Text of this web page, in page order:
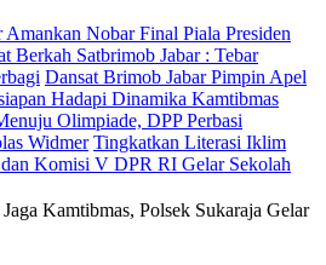
Nobar Final Piala Presiden
Berkah Satbrimob Jabar : Tebar
Dansat Brimob Jabar Pimpin Apel
Hadapi Dinamika Kamtibmas
Olimpiade, DPP Perbasi
Widmer Tingkatkan Literasi Iklim
Komisi V DPR RI Gelar Sekolah
Jaga Kamtibmas, Polsek Sukaraja Gelar